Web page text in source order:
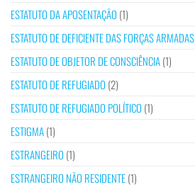
ESTATUTO DA APOSENTAÇÃO (1)
ESTATUTO DE DEFICIENTE DAS FORÇAS ARMADAS
ESTATUTO DE OBJETOR DE CONSCIÊNCIA(1)
ESTATUTO DE REFUGIADO (2)
ESTATUTO DE REFUGIADO POLÍTICO (1)
ESTIGMA(1)
ESTRANGEIRO (1)
ESTRANGEIRO NÃO RESIDENTE(1)